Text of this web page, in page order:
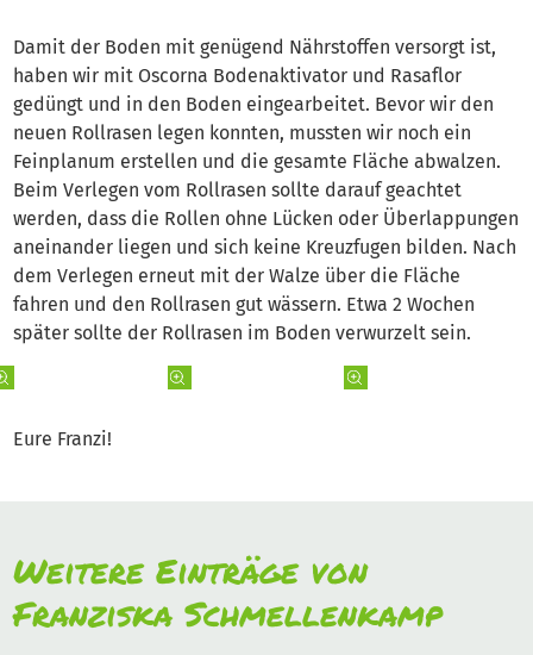
Damit der Boden mit genügend Nährstoffen versorgt ist,
haben wir mit Oscorna Bodenaktivator und Rasaflor
gedüngt und in den Boden eingearbeitet. Bevor wir den
neuen Rollrasen legen konnten, mussten wir noch ein
Feinplanum erstellen und die gesamte Fläche abwalzen.
Beim Verlegen vom Rollrasen sollte darauf geachtet
werden, dass die Rollen ohne Lücken oder Überlappungen
aneinander liegen und sich keine Kreuzfugen bilden. Nach
dem Verlegen erneut mit der Walze über die Fläche
fahren und den Rollrasen gut wässern. Etwa 2 Wochen
später sollte der Rollrasen im Boden verwurzelt sein.
Eure Franzi!
Weitere Einträge von
Franziska Schmellenkamp